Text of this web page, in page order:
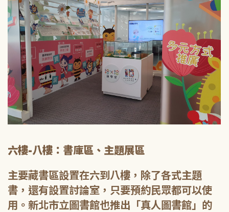
六樓-八樓：書庫區、主題展區
主要藏書區設置在六到八樓，除了各式主題
書，還有設置討論室，只要預約民眾都可以使
用。新北市立圖書館也推出「真人圖書館」的